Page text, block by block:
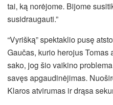
tai, ką norėjome. Bijome
susidraugauti.”
“Vyrišką” spektaklio pusę
Gaučas, kurio herojus Tomas
sako, jog šio vaikino
savęs apgaudinėjimas.
Klaros atvirumas ir drąsa